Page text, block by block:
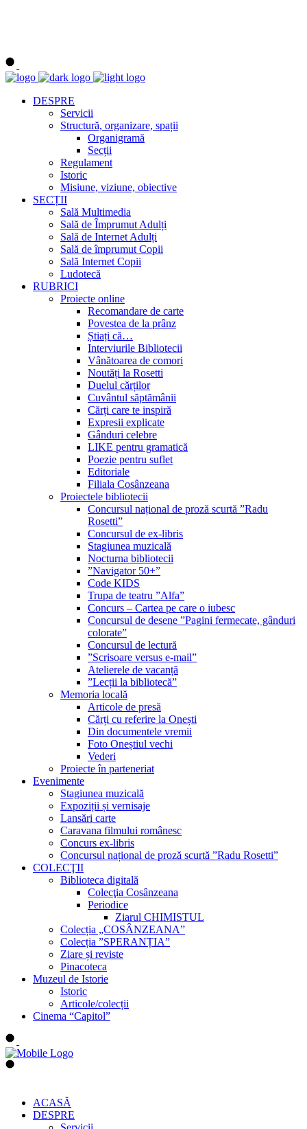
DESPRE
Servicii
Structură, organizare, spații
Organigramă
Secții
Regulament
Istoric
Misiune, viziune, obiective
SECȚII
Sală Multimedia
Sală de Împrumut Adulți
Sală de Internet Adulți
Sală de împrumut Copii
Sală Internet Copii
Ludotecă
RUBRICI
Proiecte online
Recomandare de carte
Povestea de la prânz
Știați că…
Interviurile Bibliotecii
Vânătoarea de comori
Noutăți la Rosetti
Duelul cărților
Cuvântul săptămânii
Cărți care te inspiră
Expresii explicate
Gânduri celebre
LIKE pentru gramatică
Poezie pentru suflet
Editoriale
Filiala Cosânzeana
Proiectele bibliotecii
Concursul național de proză scurtă ”Radu
Rosetti”
Concursul de ex-libris
Stagiunea muzicală
Nocturna bibliotecii
”Navigator 50+”
Code KIDS
Trupa de teatru ”Alfa”
Concurs – Cartea pe care o iubesc
Concursul de desene ”Pagini fermecate, gânduri
colorate”
Concursul de lectură
”Scrisoare versus e-mail”
Atelierele de vacanță
”Lecții la bibliotecă”
Memoria locală
Articole de presă
Cărți cu referire la Onești
Din documentele vremii
Foto Oneștiul vechi
Vederi
Proiecte în parteneriat
Evenimente
Stagiunea muzicală
Expoziții și vernisaje
Lansări carte
Caravana filmului românesc
Concurs ex-libris
Concursul național de proză scurtă ”Radu Rosetti”
COLECŢII
Biblioteca digitală
Colecţia Cosânzeana
Periodice
Ziarul CHIMISTUL
Colecția „COSÂNZEANA”
Colecția ”SPERANȚIA”
Ziare și reviste
Pinacoteca
Muzeul de Istorie
Istoric
Articole/colecții
Cinema “Capitol”
ACASĂ
DESPRE